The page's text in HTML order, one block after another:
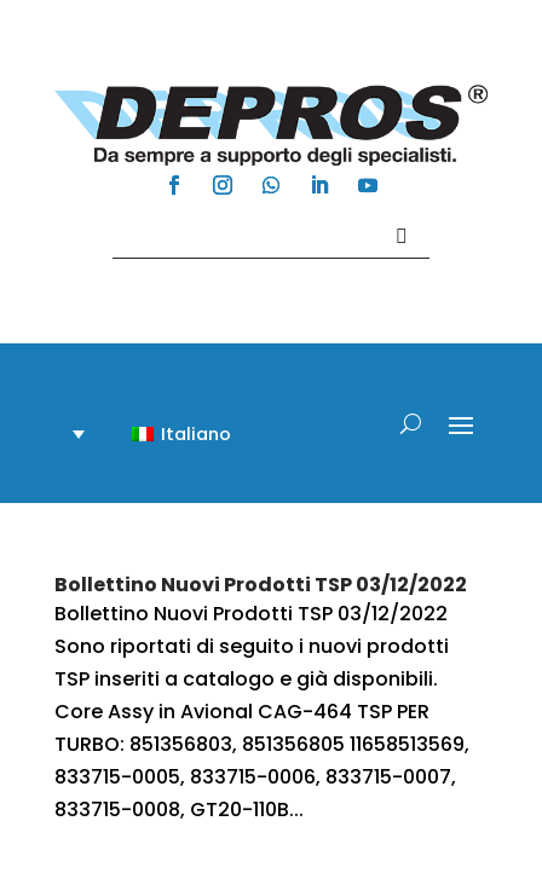
Italiano
Bollettino Nuovi Prodotti TSP 03/12/2022
Bollettino Nuovi Prodotti TSP 03/12/2022
Sono riportati di seguito i nuovi prodotti
TSP inseriti a catalogo e già disponibili.
Core Assy in Avional CAG-464 TSP PER
TURBO: 851356803, 851356805 11658513569,
833715-0005, 833715-0006, 833715-0007,
833715-0008, GT20-110B...